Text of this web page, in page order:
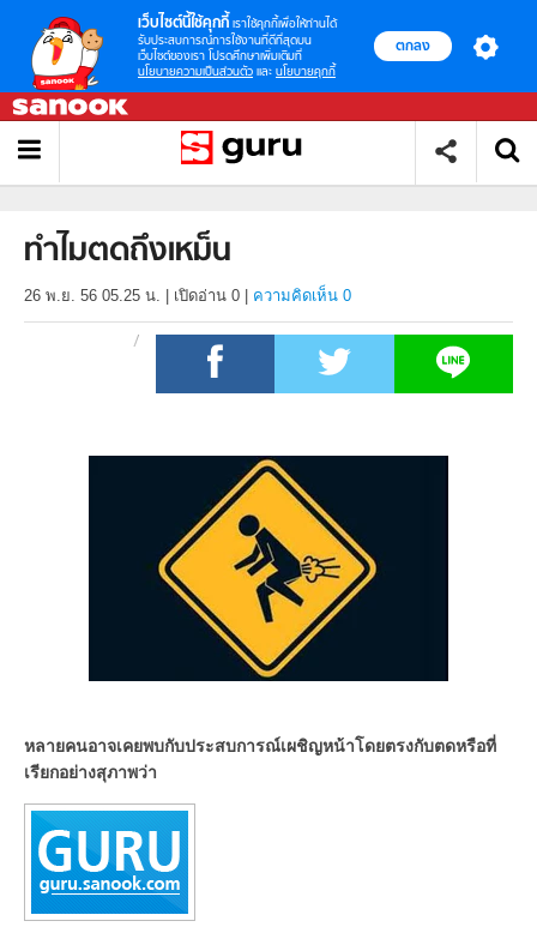
เว็บไซต์นี้ใช้คุกกี้ เราใช้คุกกี้เพื่อให้ท่านได้
รับประสบการณ์การใช้งานที่ดีที่สุดบน
เว็บไซต์ของเรา โปรดศึกษาเพิ่มเติมที่
นโยบายความเป็นส่วนตัว และ นโยบายคุกกี้
ตกลง
ทำไมตดถึงเหม็น
26 พ.ย. 56 05.25 น. เปิดอ่าน 0 ความคิดเห็น 0
หลายคนอาจเคยพบกับประสบการณ์เผชิญหน้าโดยตรงกับตดหรือที่
เรียกอย่างสุภาพว่า